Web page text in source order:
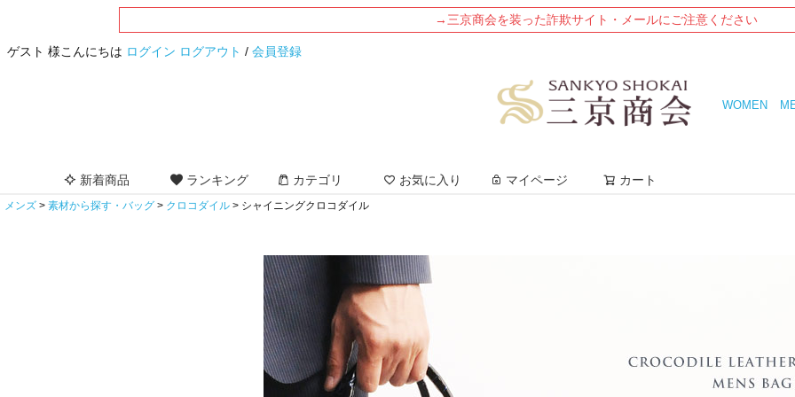
→三京商会を装った詐欺サイト・メールにご注意ください
ゲスト 様こんにちは ログイン ログアウト / 会員登録
WOMEN
新着商品 ランキング カテゴリ お気に入り マイページ カート
メンズ 素材から探す・バッグ クロコダイル シャイニングクロコダイル